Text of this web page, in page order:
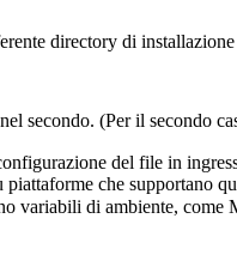
directory di
nel secondo. (Per il secondo
del file in
che supportano
variabili di ambiente,